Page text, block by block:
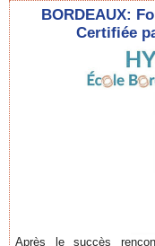
BORDEAUX:
Certifiée
Après le succès